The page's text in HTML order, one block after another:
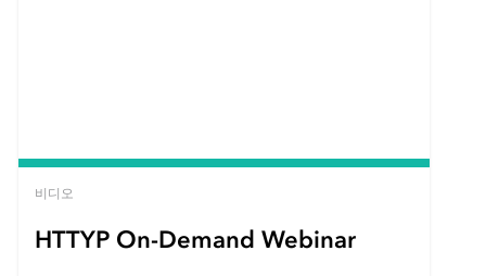
비디오
HTTYP On-Demand Webinar